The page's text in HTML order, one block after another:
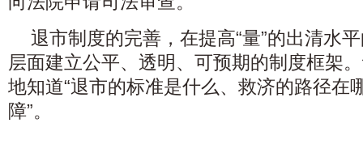
退市制度的完善，在提高“量”的出清水
层面建立公平、透明、可预期的制度框架
地知道“退市的标准是什么、救济的路径在
障”。